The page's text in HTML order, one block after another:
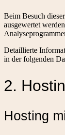
Beim Besuch
ausgewertet
Detaillierte
in der folgenden
2.
Hosting